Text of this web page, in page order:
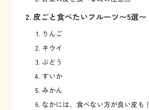
皮ごと食べたいフルーツ〜5選〜
りんご
キウイ
ぶどう
すいか
みかん
なかには、食べない方が良い皮も！